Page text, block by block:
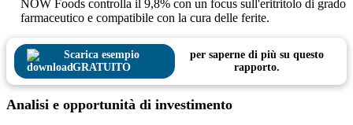
NOW Foods controlla il 9,8% con un focus sull'eritritolo di grado
farmaceutico e compatibile con la cura delle ferite.
Scarica esempio
GRATUITO
per saperne di più su questo
rapporto.
Analisi e opportunità di investimento